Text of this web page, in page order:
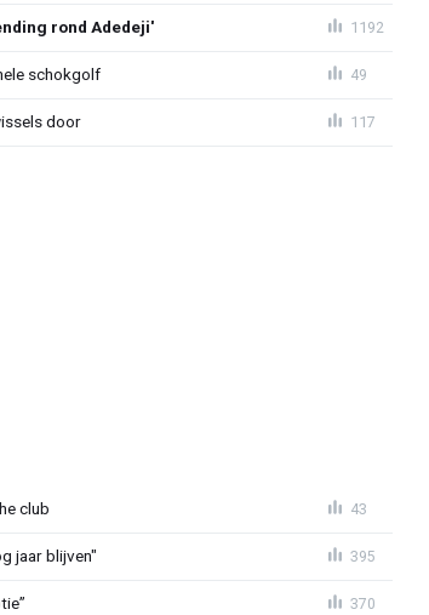
rond Adedeji' 1192
schokgolf 49
door 117
club 43
jaar blijven" 395
370